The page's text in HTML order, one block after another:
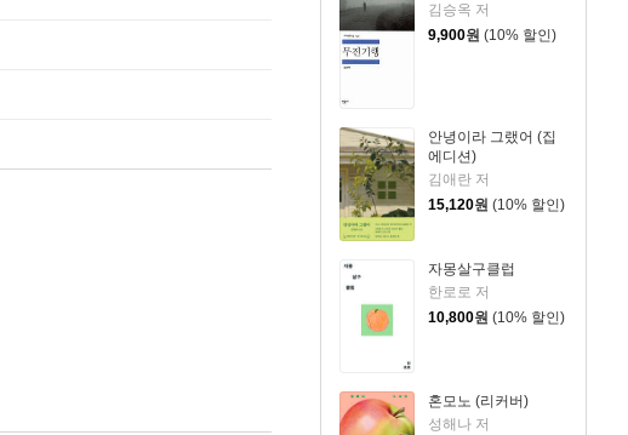
김승옥 저
9,900원 (10% 할인)
안녕이라 그랬어 (집
에디션)
김애란 저
15,120원 (10% 할인)
자몽살구클럽
한로로 저
10,800원 (10% 할인)
혼모노 (리커버)
성해나 저